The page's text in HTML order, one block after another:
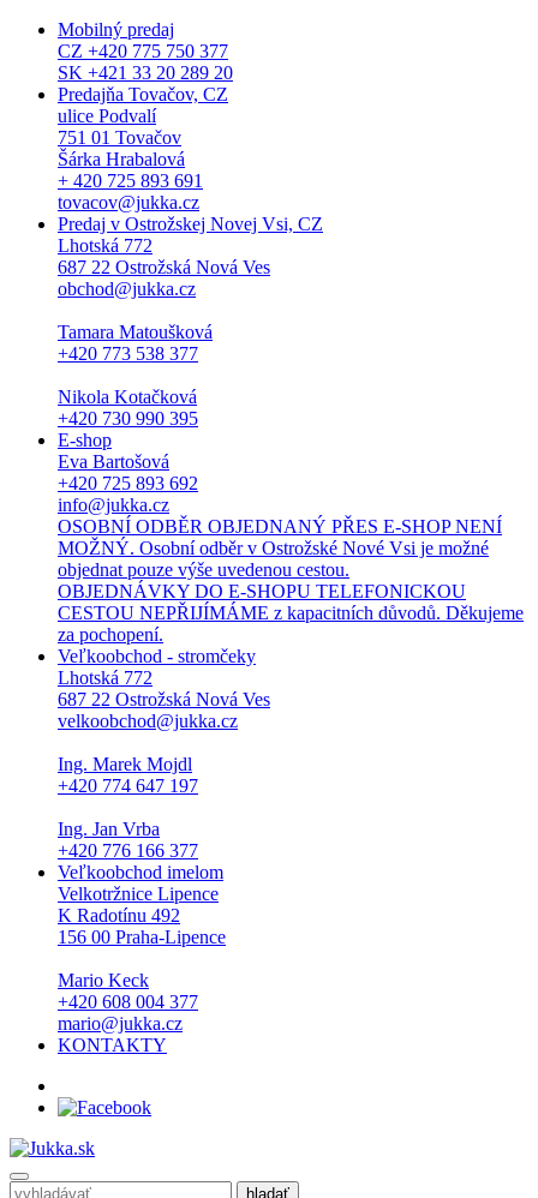
Mobilný predaj
CZ +420 775 750 377
SK +421 33 20 289 20
Predajňa Tovačov, CZ
ulice Podvalí
751 01 Tovačov
Šárka Hrabalová
+ 420 725 893 691
tovacov@jukka.cz
Predaj v Ostrožskej Novej Vsi, CZ
Lhotská 772
687 22 Ostrožská Nová Ves
obchod@jukka.cz
Tamara Matoušková
+420 773 538 377
Nikola Kotačková
+420 730 990 395
E-shop
Eva Bartošová
+420 725 893 692
info@jukka.cz
OSOBNÍ ODBĚR OBJEDNANÝ PŘES E-SHOP NENÍ
MOŽNÝ. Osobní odběr v Ostrožské Nové Vsi je možné
objednat pouze výše uvedenou cestou.
OBJEDNÁVKY DO E-SHOPU TELEFONICKOU
CESTOU NEPŘIJÍMÁME z kapacitních důvodů. Děkujeme
za pochopení.
Veľkoobchod - stromčeky
Lhotská 772
687 22 Ostrožská Nová Ves
velkoobchod@jukka.cz
Ing. Marek Mojdl
+420 774 647 197
Ing. Jan Vrba
+420 776 166 377
Veľkoobchod imelom
Velkotržnice Lipence
K Radotínu 492
156 00 Praha-Lipence
Mario Keck
+420 608 004 377
mario@jukka.cz
KONTAKTY